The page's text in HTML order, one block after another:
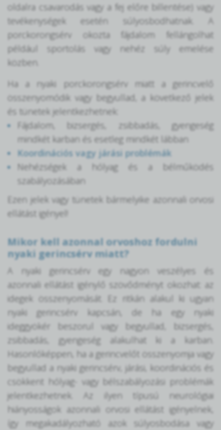
oldalra csavarodás vagy a fej előre billentése) vagy
tevékenységek esetén súlyosbodhatnak. A
porckorongsérv okozta fájdalom fellángolhat
például sportolás vagy nehéz súly emelése
közben.
Ha a nyaki porckorongsérv miatt a gerincvelő
összenyomódik vagy begyullad, a következő jelek
és tünetek jelentkezhetnek:
Fájdalom, bizsergés, zsibbadás, gyengeség
mindkét karban és esetleg mindkét lábban
Koordinációs vagy járási problémák
Nehézségek a hólyag és a bélműködés
szabályozásában
Ezen jelek vagy tünetek bármelyike azonnali orvosi
ellátást igényel!
Mikor kell azonnal orvoshoz fordulni
nyaki gerincsérv miatt?
A nyaki gerincsérv egy nagyon veszélyes és
azonnali ellátást igénylő szövődményt okozhat: az
idegek összenyomását. Ez ritkán alakul ki ugyan
nyaki gerincsérv kapcsán, de ha egy nyaki
ideggyökér beszorul vagy begyullad, bizsergés,
zsibbadás, gyengeség alakulhat ki a karban.
Hasonlóképpen, ha a gerincvelőt összenyomja vagy
begyullad a nyaki gerincsérv, járási, koordinációs és
csökkent hólyag- vagy bélszabályozási problémák
jelentkezhetnek. Az ilyen típusú neurológiai
hiányosságok azonnali orvosi ellátást igényelnek,
így megakadályozható azok súlyosbodása vagy